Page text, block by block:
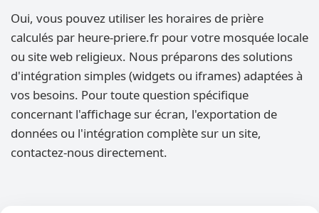
Oui, vous pouvez utiliser les horaires de prière
calculés par heure-priere.fr pour votre mosquée locale
ou site web religieux. Nous préparons des solutions
d'intégration simples (widgets ou iframes) adaptées à
vos besoins. Pour toute question spécifique
concernant l'affichage sur écran, l'exportation de
données ou l'intégration complète sur un site,
contactez-nous directement.